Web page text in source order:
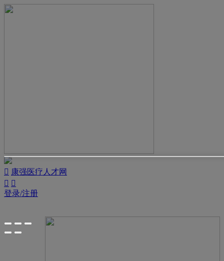
 康强医疗人才网
 
登录/注册